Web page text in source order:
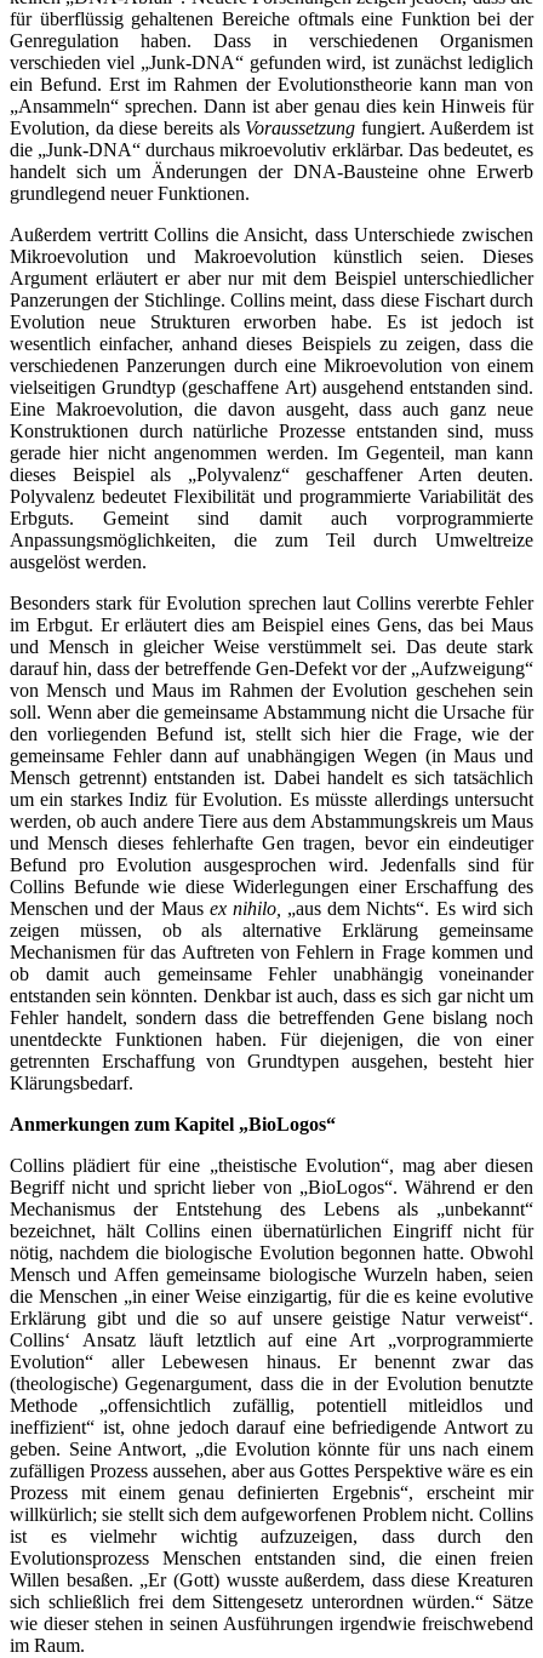
für überflüssig gehaltenen Bereiche oftmals eine Funktion bei der
Genregulation haben. Dass in verschiedenen Organismen
verschieden viel „Junk-DNA“ gefunden wird, ist zunächst lediglich
ein Befund. Erst im Rahmen der Evolutionstheorie kann man von
„Ansammeln“ sprechen. Dann ist aber genau dies kein Hinweis für
Evolution, da diese bereits als Voraussetzung fungiert. Außerdem ist
die „Junk-DNA“ durchaus mikroevolutiv erklärbar. Das bedeutet, es
handelt sich um Änderungen der DNA-Bausteine ohne Erwerb
grundlegend neuer Funktionen.
Außerdem vertritt Collins die Ansicht, dass Unterschiede zwischen
Mikroevolution und Makroevolution künstlich seien. Dieses
Argument erläutert er aber nur mit dem Beispiel unterschiedlicher
Panzerungen der Stichlinge. Collins meint, dass diese Fischart durch
Evolution neue Strukturen erworben habe. Es ist jedoch ist
wesentlich einfacher, anhand dieses Beispiels zu zeigen, dass die
verschiedenen Panzerungen durch eine Mikroevolution von einem
vielseitigen Grundtyp (geschaffene Art) ausgehend entstanden sind.
Eine Makroevolution, die davon ausgeht, dass auch ganz neue
Konstruktionen durch natürliche Prozesse entstanden sind, muss
gerade hier nicht angenommen werden. Im Gegenteil, man kann
dieses Beispiel als „Polyvalenz“ geschaffener Arten deuten.
Polyvalenz bedeutet Flexibilität und programmierte Variabilität des
Erbguts. Gemeint sind damit auch vorprogrammierte
Anpassungsmöglichkeiten, die zum Teil durch Umweltreize
ausgelöst werden.
Besonders stark für Evolution sprechen laut Collins vererbte Fehler
im Erbgut. Er erläutert dies am Beispiel eines Gens, das bei Maus
und Mensch in gleicher Weise verstümmelt sei. Das deute stark
darauf hin, dass der betreffende Gen-Defekt vor der „Aufzweigung“
von Mensch und Maus im Rahmen der Evolution geschehen sein
soll. Wenn aber die gemeinsame Abstammung nicht die Ursache für
den vorliegenden Befund ist, stellt sich hier die Frage, wie der
gemeinsame Fehler dann auf unabhängigen Wegen (in Maus und
Mensch getrennt) entstanden ist. Dabei handelt es sich tatsächlich
um ein starkes Indiz für Evolution. Es müsste allerdings untersucht
werden, ob auch andere Tiere aus dem Abstammungskreis um Maus
und Mensch dieses fehlerhafte Gen tragen, bevor ein eindeutiger
Befund pro Evolution ausgesprochen wird. Jedenfalls sind für
Collins Befunde wie diese Widerlegungen einer Erschaffung des
Menschen und der Maus ex nihilo, „aus dem Nichts“. Es wird sich
zeigen müssen, ob als alternative Erklärung gemeinsame
Mechanismen für das Auftreten von Fehlern in Frage kommen und
ob damit auch gemeinsame Fehler unabhängig voneinander
entstanden sein könnten. Denkbar ist auch, dass es sich gar nicht um
Fehler handelt, sondern dass die betreffenden Gene bislang noch
unentdeckte Funktionen haben. Für diejenigen, die von einer
getrennten Erschaffung von Grundtypen ausgehen, besteht hier
Klärungsbedarf.
Anmerkungen zum Kapitel „BioLogos“
Collins plädiert für eine „theistische Evolution“, mag aber diesen
Begriff nicht und spricht lieber von „BioLogos“. Während er den
Mechanismus der Entstehung des Lebens als „unbekannt“
bezeichnet, hält Collins einen übernatürlichen Eingriff nicht für
nötig, nachdem die biologische Evolution begonnen hatte. Obwohl
Mensch und Affen gemeinsame biologische Wurzeln haben, seien
die Menschen „in einer Weise einzigartig, für die es keine evolutive
Erklärung gibt und die so auf unsere geistige Natur verweist“.
Collins‘ Ansatz läuft letztlich auf eine Art „vorprogrammierte
Evolution“ aller Lebewesen hinaus. Er benennt zwar das
(theologische) Gegenargument, dass die in der Evolution benutzte
Methode „offensichtlich zufällig, potentiell mitleidlos und
ineffizient“ ist, ohne jedoch darauf eine befriedigende Antwort zu
geben. Seine Antwort, „die Evolution könnte für uns nach einem
zufälligen Prozess aussehen, aber aus Gottes Perspektive wäre es ein
Prozess mit einem genau definierten Ergebnis“, erscheint mir
willkürlich; sie stellt sich dem aufgeworfenen Problem nicht. Collins
ist es vielmehr wichtig aufzuzeigen, dass durch den
Evolutionsprozess Menschen entstanden sind, die einen freien
Willen besaßen. „Er (Gott) wusste außerdem, dass diese Kreaturen
sich schließlich frei dem Sittengesetz unterordnen würden.“ Sätze
wie dieser stehen in seinen Ausführungen irgendwie freischwebend
im Raum.